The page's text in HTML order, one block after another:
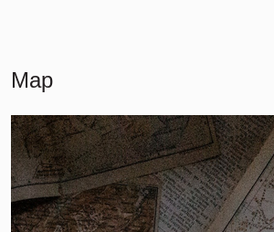
Map